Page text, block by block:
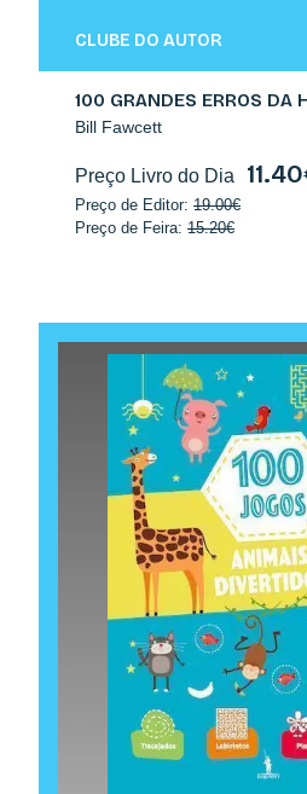
CLUBE DO AUTOR
100 GRANDES ERROS DA
Bill Fawcett
Preço Livro do Dia
Preço de Editor: 19.00€
Preço de Feira: 15.20€